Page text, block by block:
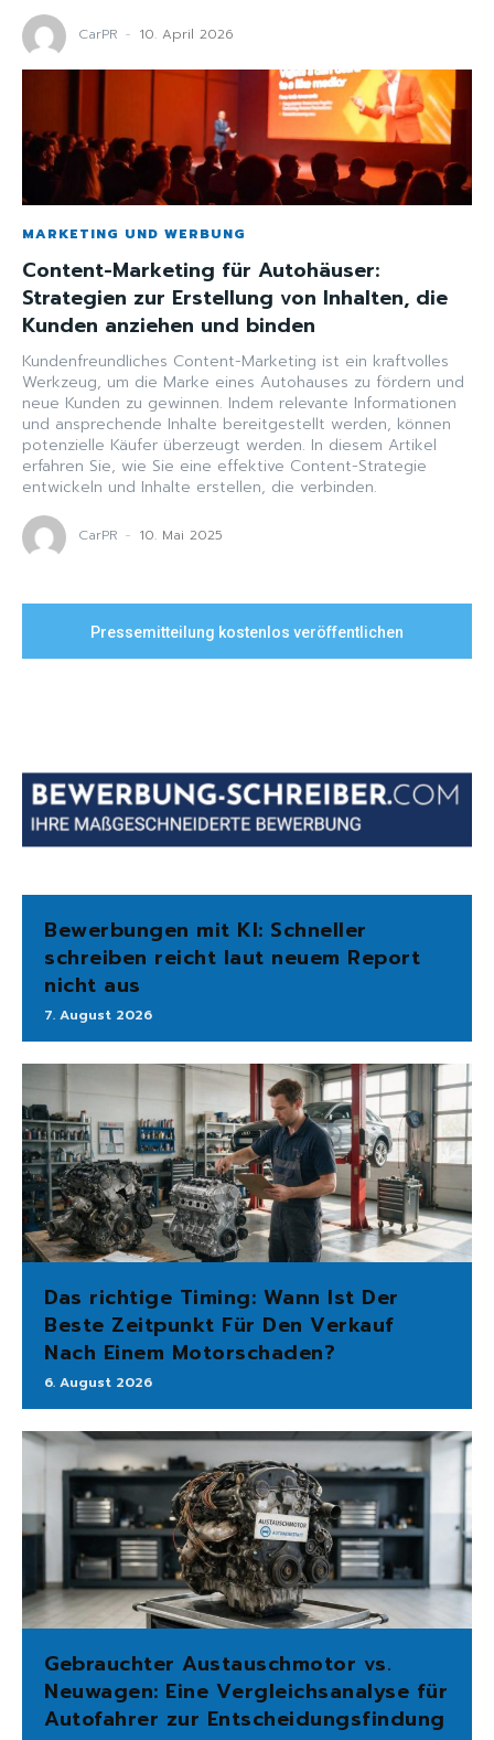
CarPR - 10. April 2026
MARKETING UND WERBUNG
Content-Marketing für Autohäuser:
Strategien zur Erstellung von Inhalten, die
Kunden anziehen und binden
Kundenfreundliches Content-Marketing ist ein kraftvolles
Werkzeug, um die Marke eines Autohauses zu fördern und
neue Kunden zu gewinnen. Indem relevante Informationen
und ansprechende Inhalte bereitgestellt werden, können
potenzielle Käufer überzeugt werden. In diesem Artikel
erfahren Sie, wie Sie eine effektive Content-Strategie
entwickeln und Inhalte erstellen, die verbinden.
CarPR - 10. Mai 2025
Pressemitteilung kostenlos veröffentlichen
Bewerbungen mit KI: Schneller
schreiben reicht laut neuem Report
nicht aus
7. August 2026
Das richtige Timing: Wann Ist Der
Beste Zeitpunkt Für Den Verkauf
Nach Einem Motorschaden?
6. August 2026
Gebrauchter Austauschmotor vs.
Neuwagen: Eine Vergleichsanalyse für
Autofahrer zur Entscheidungsfindung